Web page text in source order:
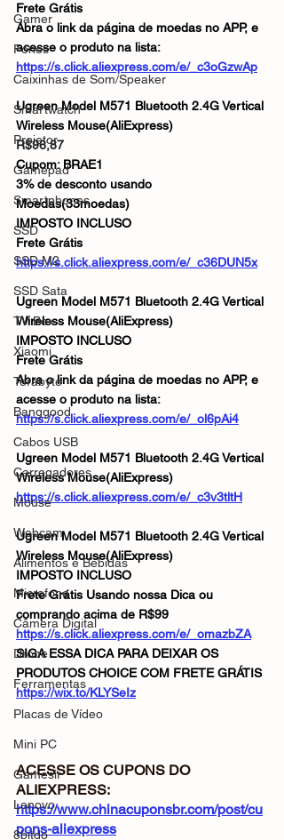
Gamer
Fones
Caixinhas de Som/Speaker
Smartwatch
Projetor
Gamepad
Smartphones
SSD
SSD M2
SSD Sata
TV Box
Xiaomi
Terabyte
Banggood
Cabos USB
Carregadores
Mouse
Webcam
Alimentos e Bebidas
Microfone
Câmera Digital
Drone
Ferramentas
Placas de Vídeo
Mini PC
Gamesir
Lenovo
8bitdo
Frete Grátis
Abra o link da página de moedas no APP, e
acesse o produto na lista:
https://s.click.aliexpress.com/e/_c3oGzwAp
Ugreen Model M571 Bluetooth 2.4G Vertical
Wireless Mouse(AliExpress)
R$96,87
Cupom: BRAE1
3% de desconto usando
Moedas(33moedas)
IMPOSTO INCLUSO
Frete Grátis
https://s.click.aliexpress.com/e/_c36DUN5x
Ugreen Model M571 Bluetooth 2.4G Vertical
Wireless Mouse(AliExpress)
IMPOSTO INCLUSO
Frete Grátis
Abra o link da página de moedas no APP, e
acesse o produto na lista:
https://s.click.aliexpress.com/e/_ol6pAi4
Ugreen Model M571 Bluetooth 2.4G Vertical
Wireless Mouse(AliExpress)
https://s.click.aliexpress.com/e/_c3v3tltH
Ugreen Model M571 Bluetooth 2.4G Vertical
Wireless Mouse(AliExpress)
IMPOSTO INCLUSO
Frete Grátis Usando nossa Dica ou
comprando acima de R$99
https://s.click.aliexpress.com/e/_omazbZA
SIGA ESSA DICA PARA DEIXAR OS
PRODUTOS CHOICE COM FRETE GRÁTIS
https://wix.to/KLYSeIz
ACESSE OS CUPONS DO
ALIEXPRESS:
https://www.chinacuponsbr.com/post/cu
pons-aliexpress